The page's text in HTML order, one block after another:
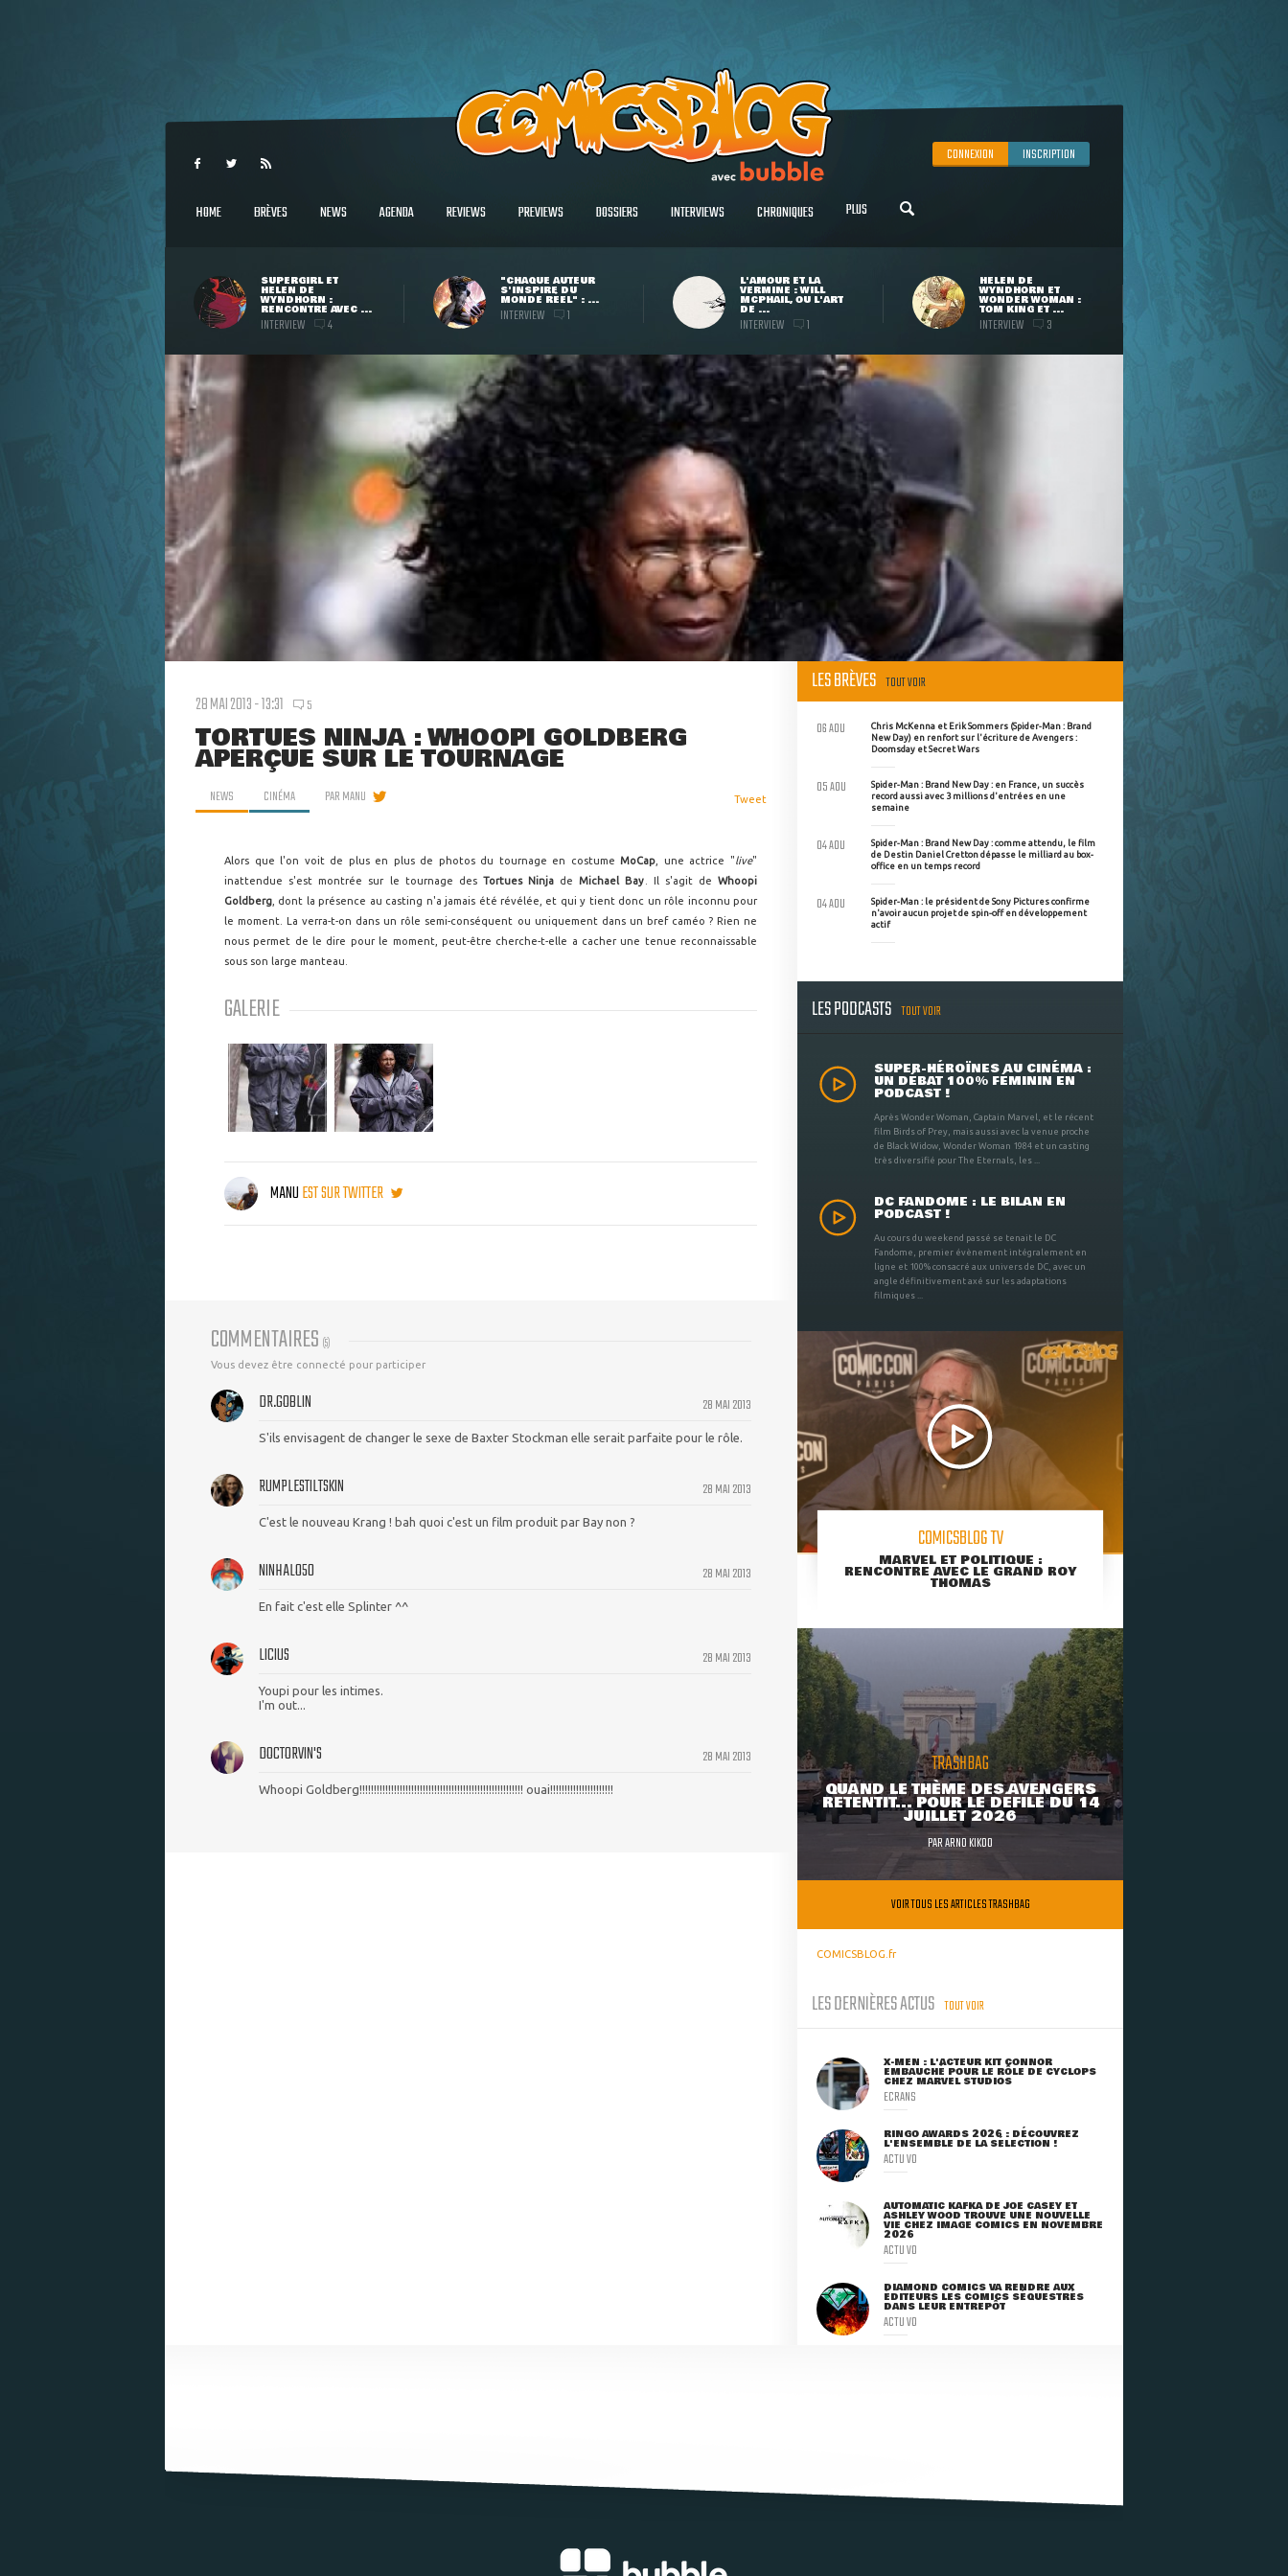
CONNEXION INSCRIPTION
HOME BRÈVES NEWS AGENDA REVIEWS PREVIEWS DOSSIERS INTERVIEWS CHRONIQUES PLUS
SUPERGIRL ET
HELEN DE
WYNDHORN :
RENCONTRE AVEC ...
INTERVIEW 4
"CHAQUE AUTEUR
S'INSPIRE DU
MONDE RÉEL" : ...
INTERVIEW 1
L'AMOUR ET LA
VERMINE : WILL
MCPHAIL, OU L'ART
DE ...
INTERVIEW 1
HELEN DE
WYNDHORN ET
WONDER WOMAN :
TOM KING ET ...
INTERVIEW 3
28 MAI 2013 - 13:31 5
TORTUES NINJA : WHOOPI GOLDBERG
APERÇUE SUR LE TOURNAGE
NEWS CINÉMA PARMANU Tweet
Alors que l'on voit de plus en plus de photos du tournage en costume MoCap , une actrice "live"
inattendue s'est montrée sur le tournage des Tortues Ninja de Michael Bay . Il s'agit deWhoopi
Goldberg , dont la présence au casting n'a jamais été révélée, et qui y tient donc un rôle inconnu pour
le moment. La verra-t-on dans un rôle semi-conséquent ou uniquement dans un bref caméo ? Rien ne
nous permet de le dire pour le moment, peut-être cherche-t-elle a cacher une tenue reconnaissable
sous son large manteau.
GALERIE
MANUEST SUR TWITTER
COMMENTAIRES (5)
Vous devez être connecté pour participer
28 MAI 2013
DR.GOBLIN
S'ils envisagent de changer le sexe de Baxter Stockman elle serait parfaite pour le rôle.
28 MAI 2013
RUMPLESTILTSKIN
C'est le nouveau Krang ! bah quoi c'est un film produit par Bay non ?
28 MAI 2013
NINHALO50
En fait c'est elle Splinter ^^
28 MAI 2013
LICIUS
Youpi pour les intimes.
I'm out...
28 MAI 2013
DOCTORVIN'S
Whoopi Goldberg!!!!!!!!!!!!!!!!!!!!!!!!!!!!!!!!!!!!!!!!!!!!!!!!!!!!!!!!! ouai!!!!!!!!!!!!!!!!!!!!!!
LES BRÈVES TOUT VOIR
Chris McKenna et Erik Sommers (Spider-Man : Brand
New Day) en renfort sur l'écriture de Avengers :
Doomsday et Secret Wars
06 AOU
Spider-Man : Brand New Day : en France, un succès
record aussi avec 3 millions d'entrées en une
semaine
05 AOU
Spider-Man : Brand New Day : comme attendu, le film
de Destin Daniel Cretton dépasse le milliard au box-
office en un temps record
04 AOU
Spider-Man : le président de Sony Pictures confirme
n'avoir aucun projet de spin-off en développement
actif
04 AOU
LES PODCASTS TOUT VOIR
SUPER-HÉROÏNES AU CINÉMA :
UN DÉBAT 100% FÉMININ EN
PODCAST !
Après Wonder Woman, Captain Marvel, et le récent
film Birds of Prey, mais aussi avec la venue proche
de Black Widow, Wonder Woman 1984 et un casting
très diversifié pour The Eternals, les ...
DC FANDOME : LE BILAN EN
PODCAST !
Au cours du weekend passé se tenait le DC
Fandome, premier évènement intégralement en
ligne et 100% consacré aux univers de DC, avec un
angle définitivement axé sur les adaptations
filmiques ...
COMICSBLOG TV
MARVEL ET POLITIQUE :
RENCONTRE AVEC LE GRAND ROY
THOMAS
TRASHBAG
QUAND LE THÈME DES AVENGERS
RETENTIT... POUR LE DÉFILÉ DU 14
JUILLET 2026
PARARNO KIKOO
VOIR TOUS LES ARTICLES TRASHBAG
COMICSBLOG.fr
LES DERNIÈRES ACTUS TOUT VOIR
X-MEN : L'ACTEUR KIT CONNOR
EMBAUCHÉ POUR LE RÔLE DE CYCLOPS
CHEZ MARVEL STUDIOS
ECRANS
RINGO AWARDS 2026 : DÉCOUVREZ
L'ENSEMBLE DE LA SÉLECTION !
ACTU VO
AUTOMATIC KAFKA DE JOE CASEY ET
ASHLEY WOOD TROUVE UNE NOUVELLE
VIE CHEZ IMAGE COMICS EN NOVEMBRE
2026
ACTU VO
DIAMOND COMICS VA RENDRE AUX
ÉDITEURS LES COMICS SÉQUESTRÉS
DANS LEUR ENTREPÔT
ACTU VO